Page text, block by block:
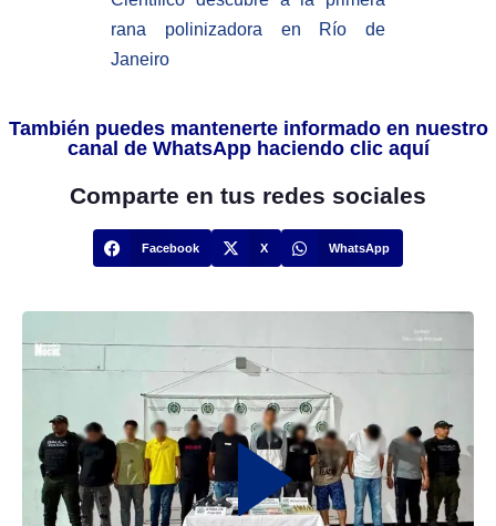
rana polinizadora en Río de
Janeiro
También puedes mantenerte informado en nuestro
canal de WhatsApp haciendo clic aquí
Comparte en tus redes sociales
Facebook X WhatsApp